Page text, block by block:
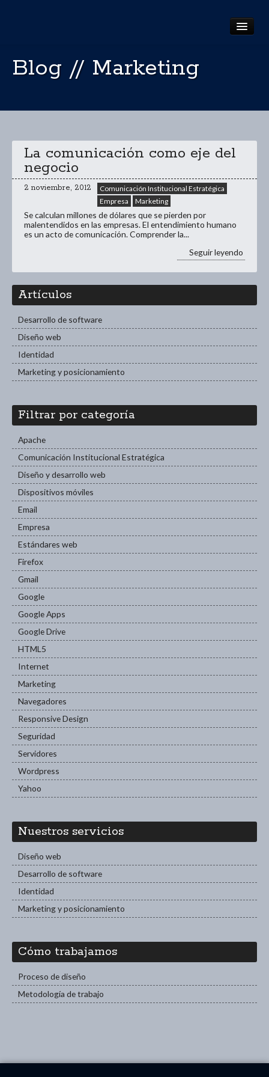
Quiénes somos
Blog
Contacto
Blog // Marketing
La comunicación como eje del
negocio
2 noviembre, 2012
Comunicación Institucional Estratégica
Empresa
Marketing
Se calculan millones de dólares que se pierden por
malentendidos en las empresas. El entendimiento humano
es un acto de comunicación. Comprender la...
Seguir leyendo
Artículos
Desarrollo de software
Diseño web
Identidad
Marketing y posicionamiento
Filtrar por categoría
Apache
Comunicación Institucional Estratégica
Diseño y desarrollo web
Dispositivos móviles
Email
Empresa
Estándares web
Firefox
Gmail
Google
Google Apps
Google Drive
HTML5
Internet
Marketing
Navegadores
Responsive Design
Seguridad
Servidores
Wordpress
Yahoo
Nuestros servicios
Diseño web
Desarrollo de software
Identidad
Marketing y posicionamiento
Cómo trabajamos
Proceso de diseño
Metodología de trabajo